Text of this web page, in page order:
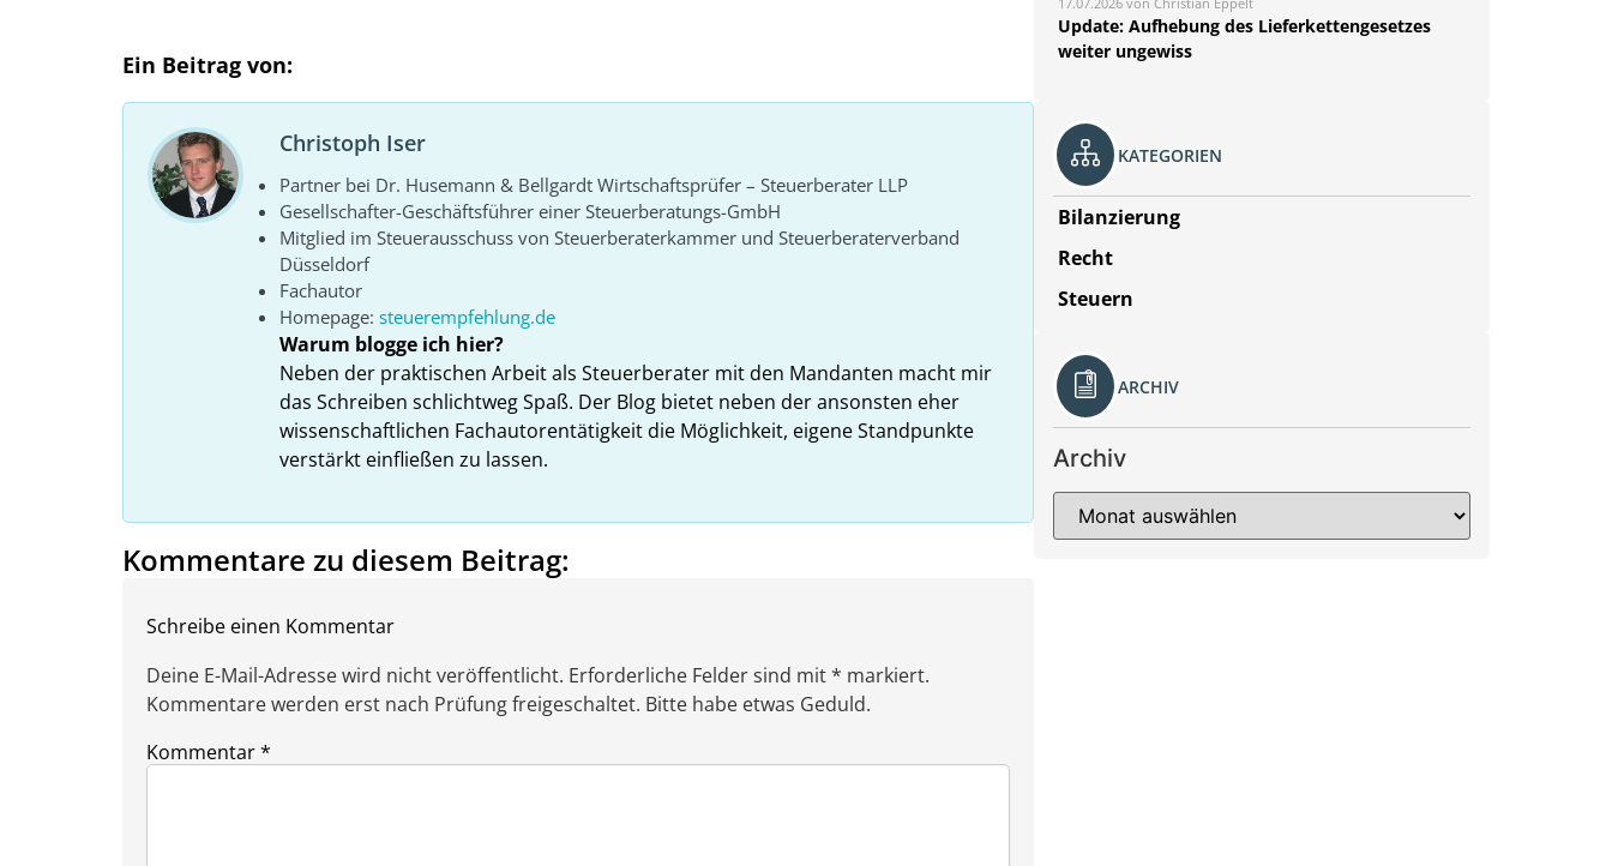
Ein Beitrag von:
Christoph Iser
Partner bei Dr. Husemann & Bellgardt Wirtschaftsprüfer – Steuerberater LLP
Gesellschafter-Geschäftsführer einer Steuerberatungs-GmbH
Mitglied im Steuerausschuss von Steuerberaterkammer und Steuerberaterverband
Düsseldorf
Fachautor
Homepage: steuerempfehlung.de
Warum blogge ich hier?
Neben der praktischen Arbeit als Steuerberater mit den Mandanten macht mir
das Schreiben schlichtweg Spaß. Der Blog bietet neben der ansonsten eher
wissenschaftlichen Fachautorentätigkeit die Möglichkeit, eigene Standpunkte
verstärkt einfließen zu lassen.
Kommentare zu diesem Beitrag:
Schreibe einen Kommentar
Deine E-Mail-Adresse wird nicht veröffentlicht. Erforderliche Felder sind mit * markiert.
Kommentare werden erst nach Prüfung freigeschaltet. Bitte habe etwas Geduld.
Kommentar*
Update: Aufhebung des Lieferkettengesetzes
weiter ungewiss
KATEGORIEN
Bilanzierung
Recht
Steuern
ARCHIV
Archiv